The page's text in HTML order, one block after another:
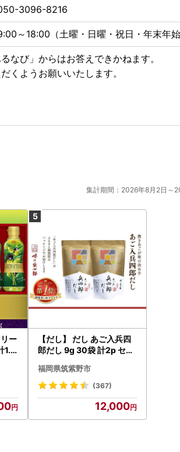
3096-8216
～18:00（土曜・日曜・祝日・年末年始
なび」からはお答えできかねます。
くようお願いいたします。
集計期間：2026年8月2日～
ー
1.5
【だし】 だし あご入兵四
郎だし 9g 30袋 計2p セッ
福岡県筑紫野市
(367)
12,000